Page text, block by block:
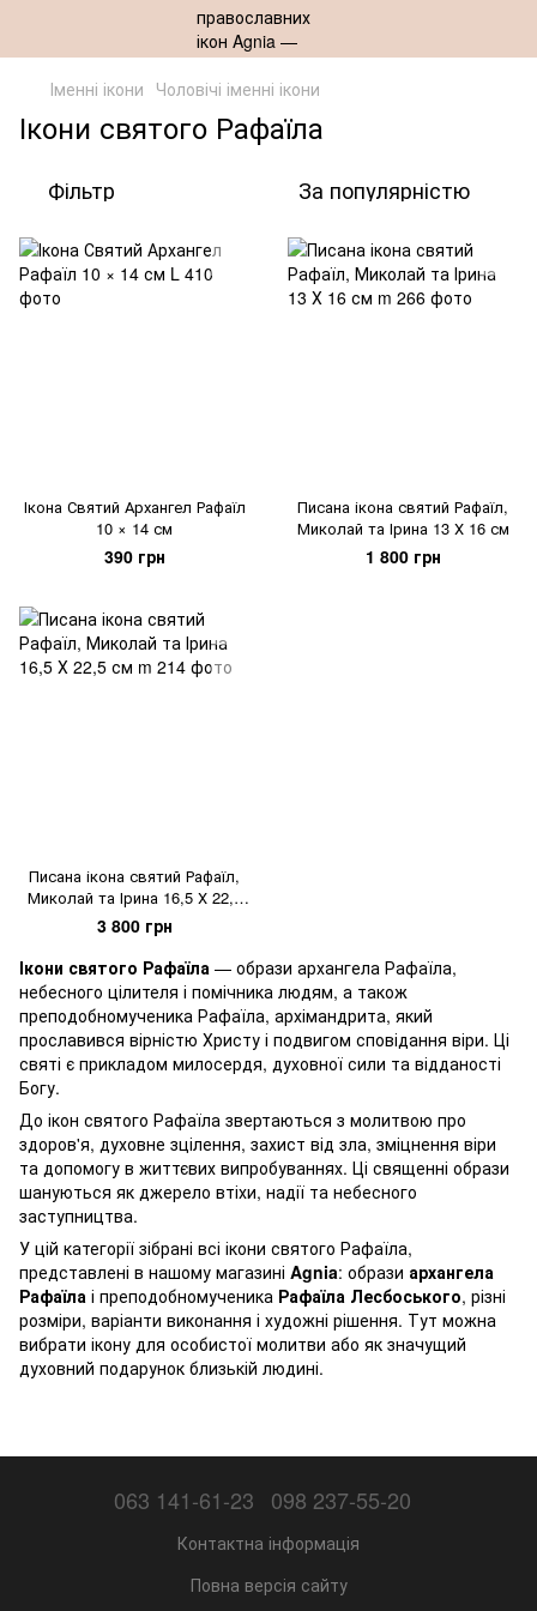
Іменні ікони Чоловічі іменні ікони
Ікони святого Рафаїла
Фільтр За популярністю
Ікона Святий Архангел Рафаїл
10 × 14 см
390 грн
Писана ікона святий Рафаїл,
Миколай та Ірина 13 Х 16 см
1 800 грн
Писана ікона святий Рафаїл,
Миколай та Ірина 16,5 Х 22,5
см
3 800 грн
Ікони святого Рафаїла — образи архангела Рафаїла,
небесного цілителя і помічника людям, а також
преподобномученика Рафаїла, архімандрита, який
прославився вірністю Христу і подвигом сповідання віри. Ці
святі є прикладом милосердя, духовної сили та відданості
Богу.
До ікон святого Рафаїла звертаються з молитвою про
здоров'я, духовне зцілення, захист від зла, зміцнення віри
та допомогу в життєвих випробуваннях. Ці священні образи
шануються як джерело втіхи, надії та небесного
заступництва.
У цій категорії зібрані всі ікони святого Рафаїла,
представлені в нашому магазині Agnia: образи архангела
Рафаїла і преподобномученика Рафаїла Лесбоського, різні
розміри, варіанти виконання і художні рішення. Тут можна
вибрати ікону для особистої молитви або як значущий
духовний подарунок близькій людині.
063 141-61-23 098 237-55-20
Контактна інформація
Повна версія сайту